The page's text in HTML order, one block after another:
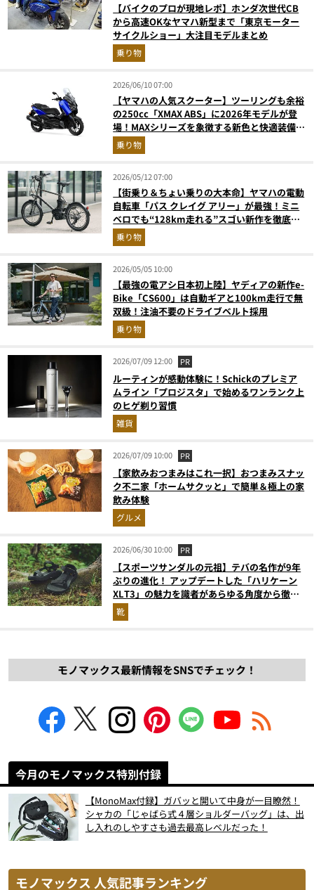
【バイクのプロが現地レポ】ホンダ次世代CB
から高速OKなヤマハ新型まで「東京モーター
サイクルショー」大注目モデルまとめ
乗り物
2026/06/10 07:00
【ヤマハの人気スクーター】ツーリングも余裕
の250cc「XMAX ABS」に2026年モデルが登
場！MAXシリーズを象徴する新色と快適装備を
解説
乗り物
2026/05/12 07:00
【街乗り＆ちょい乗りの大本命】ヤマハの電動
自転車「パス クレイグ アリー」が最強！ミニ
ベロでも“128km走れる”スゴい新作を徹底解
説乗り物
2026/05/05 10:00
【最強の電アシ日本初上陸】ヤディアの新作e-
Bike「CS600」は自動ギアと100km走行で無
双級！注油不要のドライブベルト採用
乗り物
2026/07/09 12:00 PR
ルーティンが感動体験に！Schickのプレミア
ムライン「プロジスタ」で始めるワンランク上
のヒゲ剃り習慣
雑貨
2026/07/09 10:00 PR
【家飲みおつまみはこれ一択】おつまみスナッ
ク不二家「ホームサクッと」で簡単＆極上の家
飲み体験
グルメ
2026/06/30 10:00 PR
【スポーツサンダルの元祖】テバの名作が9年
ぶりの進化！ アップデートした「ハリケーン
XLT3」の魅力を識者があらゆる角度から徹底
解説！
靴
モノマックス最新情報をSNSでチェック！
今月のモノマックス特別付録
【MonoMax付録】ガバッと開いて中身が一目瞭然！
シャカの「じゃばら式４層ショルダーバッグ」は、出
し入れのしやすさも過去最高レベルだった！
モノマックス 人気記事ランキング